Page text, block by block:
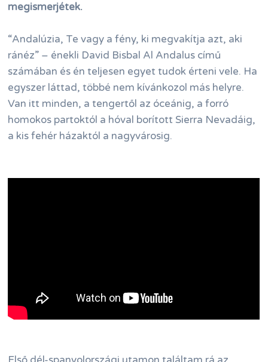
megismerjétek.
“Andalúzia, Te vagy a fény, ki megvakítja azt, aki
ránéz” – énekli David Bisbal Al Andalus című
számában és én teljesen egyet tudok érteni vele. Ha
egyszer láttad, többé nem kívánkozol más helyre.
Van itt minden, a tengertől az óceánig, a forró
homokos partoktól a hóval borított Sierra Nevadáig,
a kis fehér házaktól a nagyvárosig.